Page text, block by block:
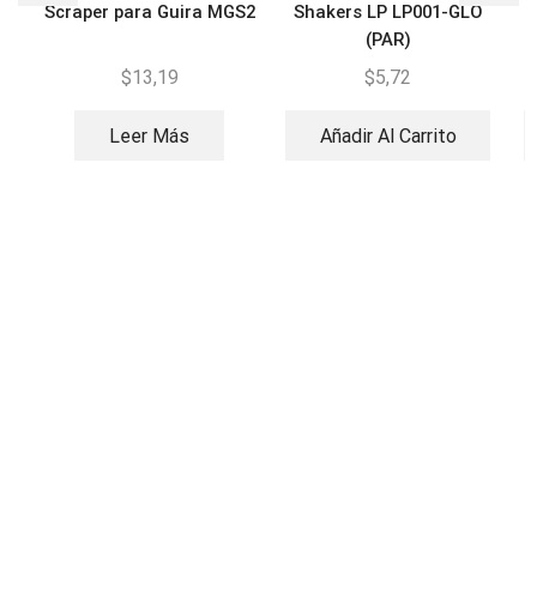
Scraper para Guira MGS2
$13,19
Leer Más
Shakers LP LP001-GLO
(PAR)
$5,72
Añadir Al Carrito